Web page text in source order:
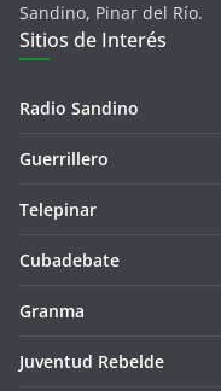
Sandino, Pinar del Río.
Sitios de Interés
Radio Sandino
Guerrillero
Telepinar
Cubadebate
Granma
Juventud Rebelde